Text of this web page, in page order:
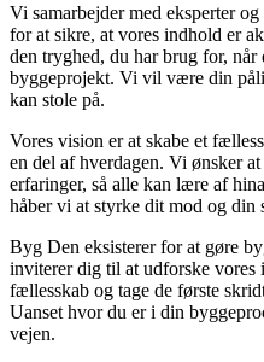
Vi samarbejder med eksperter
for at sikre, at vores indhold er
den tryghed, du har brug for,
byggeprojekt. Vi vil være din
kan stole på.
Vores vision er at skabe et
en del af hverdagen. Vi ønsker
erfaringer, så alle kan lære af
håber vi at styrke dit mod og
Byg Den eksisterer for at gøre
inviterer dig til at udforske vores
fællesskab og tage de første
Uanset hvor du er i din
vejen.